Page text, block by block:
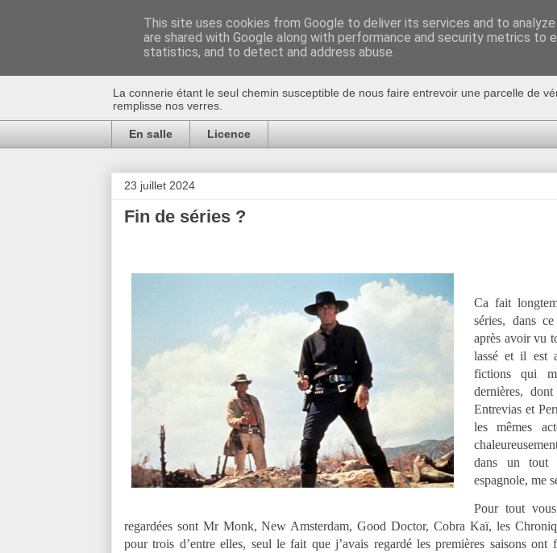
Au bistro !
La connerie étant le seul chemin susceptible de nous faire entrevoir une parcelle de
remplisse nos verres.
En salle Licence
23 juillet 2024
Fin de séries ?
Ca fait
séries, dans
après avoir vu
lassé et il est
fictions qui
dernières,
Entrevias et
les mêmes
dans un tout
espagnole, me
Pour tout
regardées sont Mr Monk, New Amsterdam, Good Doctor, Cobra Kaï, les
pour trois d’entre elles, seul le fait que j’avais regardé les premières saisons
This site uses cookies from Google to deliver its services and to
are shared with Google along with performance and security metrics to
statistics, and to detect and address abuse.